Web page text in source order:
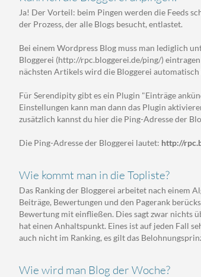
Ja! Der Vorteil: beim Pingen werden die Feeds
der Prozess, der alle Blogs besucht, entlastet.
Bei einem Wordpress Blog muss man lediglich
Bloggerei (http://rpc.bloggerei.de/ping/)
nächsten Artikels wird die Bloggerei
Für Serendipity gibt es ein Plugin "Einträge
Einstellungen kann man dann das Plugin
zusätzlich kannst du hier die Ping-Adresse der
Die Ping-Adresse der Bloggerei lautet: http://
Wie kommt man in die Topliste?
Das Ranking der Bloggerei arbeitet nach einem
Beiträge, Bewertungen und den Pagerank
Bewertung mit einfließen. Dies sagt zwar nichts
hat einen Anhaltspunkt. Eines ist auf jeden Fall
auch nicht im Ranking, es gilt das
Wie wird man Blog der Woche?